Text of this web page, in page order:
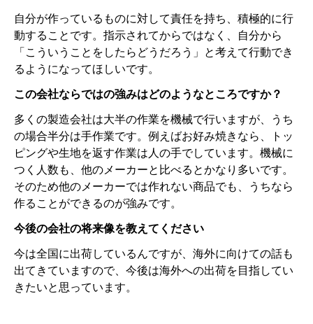
自分が作っているものに対して責任を持ち、積極的に行
動することです。指示されてからではなく、自分から
「こういうことをしたらどうだろう」と考えて行動でき
るようになってほしいです。
この会社ならではの強みはどのようなところですか？
多くの製造会社は大半の作業を機械で行いますが、うち
の場合半分は手作業です。例えばお好み焼きなら、トッ
ピングや生地を返す作業は人の手でしています。機械に
つく人数も、他のメーカーと比べるとかなり多いです。
そのため他のメーカーでは作れない商品でも、うちなら
作ることができるのが強みです。
今後の会社の将来像を教えてください
今は全国に出荷しているんですが、海外に向けての話も
出てきていますので、今後は海外への出荷を目指してい
きたいと思っています。